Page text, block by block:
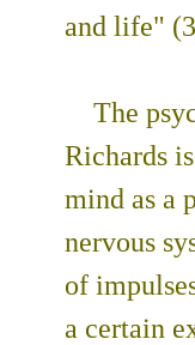
and life"
The
Richards
mind as a
nervous
of
a certain